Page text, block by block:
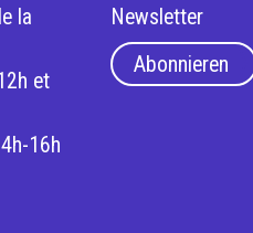
la
et
16h
Newsletter
Abonnieren